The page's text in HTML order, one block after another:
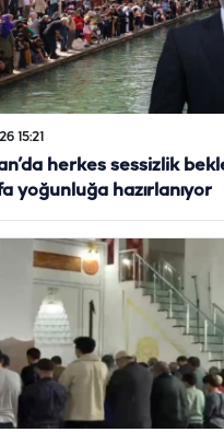
15:21
herkes sessizlik
yoğunluğa hazırlanıyor